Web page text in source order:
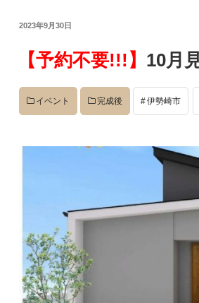
投
2023年9月30日
【予約不要!!!】 10月
イベント 完成後 伊勢崎市